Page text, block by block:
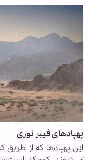
پهپادهای فیبر نوری
این پهپادها که از طریق